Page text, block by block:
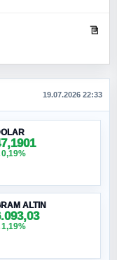
mı, Yeni
mı?
19.07.2026 22:33
0,19%
ALTIN
1,19%